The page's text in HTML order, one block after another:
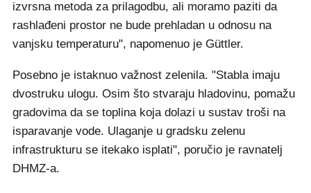
izvrsna metoda za prilagodbu, ali moramo paziti da
rashlađeni prostor ne bude prehladan u odnosu na
vanjsku temperaturu", napomenuo je Güttler.
Posebno je istaknuo važnost zelenila. "Stabla imaju
dvostruku ulogu. Osim što stvaraju hladovinu, pomažu
gradovima da se toplina koja dolazi u sustav troši na
isparavanje vode. Ulaganje u gradsku zelenu
infrastrukturu se itekako isplati", poručio je ravnatelj
DHMZ-a.